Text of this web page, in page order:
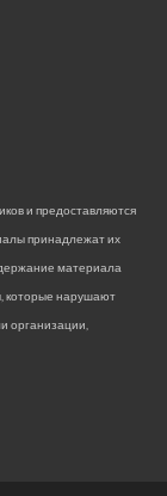
и предоставляются
принадлежат их
материала
которые нарушают
организации,